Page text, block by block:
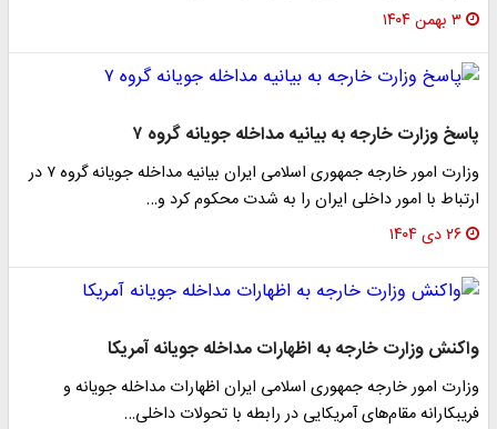
۳ بهمن ۱۴۰۴
پاسخ وزارت خارجه به بیانیه مداخله جویانه گروه ۷
وزارت امور خارجه جمهوری اسلامی ایران بیانیه مداخله جویانه گروه ۷ در
ارتباط با امور داخلی ایران را به شدت محکوم کرد و…
۲۶ دی ۱۴۰۴
واکنش وزارت خارجه به اظهارات مداخله جویانه آمریکا
وزارت امور خارجه جمهوری اسلامی ایران اظهارات مداخله جویانه و
فریبکارانه مقام‌های آمریکایی در رابطه با تحولات داخلی…